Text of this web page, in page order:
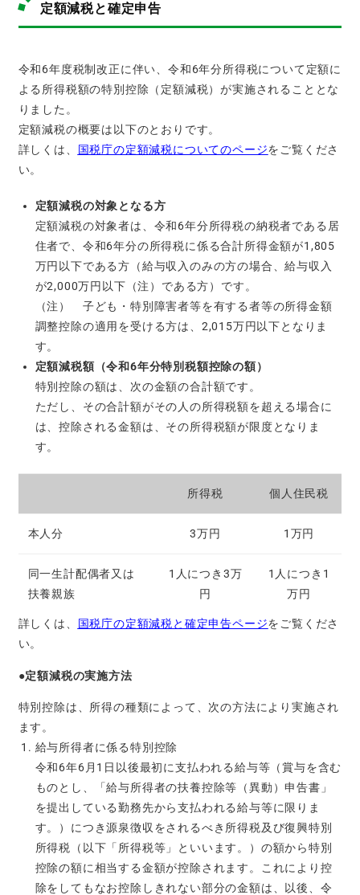
定額減税と確定申告
令和6年度税制改正に伴い、令和6年分所得税について定額に
よる所得税額の特別控除（定額減税）が実施されることとな
りました。
定額減税の概要は以下のとおりです。
詳しくは、 国税庁の定額減税についてのページをご覧くださ
い。
定額減税の対象となる方
定額減税の対象者は、令和6年分所得税の納税者である居
住者で、令和6年分の所得税に係る合計所得金額が1,805
万円以下である方（給与収入のみの方の場合、給与収入
が2,000万円以下（注）である方）です。
（注） 子ども・特別障害者等を有する者等の所得金額
調整控除の適用を受ける方は、2,015万円以下となりま
す。
定額減税額（令和6年分特別税額控除の額）
特別控除の額は、次の金額の合計額です。
ただし、その合計額がその人の所得税額を超える場合に
は、控除される金額は、その所得税額が限度となりま
す。
所得税 個人住民税
本人分 3万円 1万円
同一生計配偶者又は
扶養親族
1人につき3万
円
1人につき1
万円
詳しくは、 国税庁の定額減税と確定申告ページをご覧くださ
い。
●定額減税の実施方法
特別控除は、所得の種類によって、次の方法により実施され
ます。
給与所得者に係る特別控除
令和6年6月1日以後最初に支払われる給与等（賞与を含む
ものとし、「給与所得者の扶養控除等（異動）申告書」
を提出している勤務先から支払われる給与等に限りま
す。）につき源泉徴収をされるべき所得税及び復興特別
所得税（以下「所得税等」といいます。）の額から特別
控除の額に相当する金額が控除されます。これにより控
除をしてもなお控除しきれない部分の金額は、以後、令